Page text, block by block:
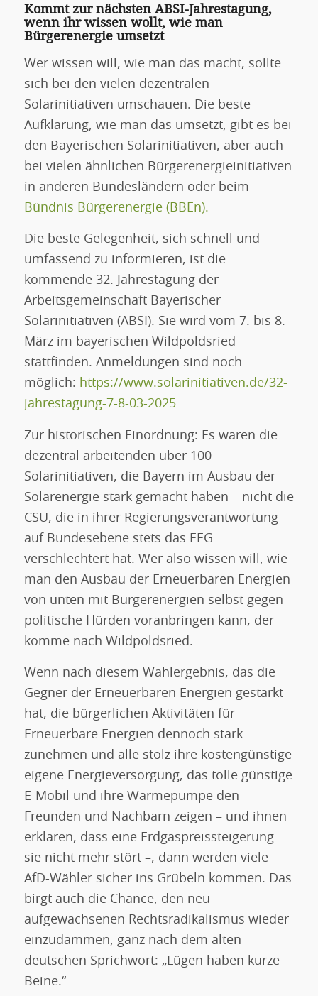
Kommt zur nächsten ABSI-Jahrestagung,
wenn ihr wissen wollt, wie man
Bürgerenergie umsetzt
Wer wissen will, wie man das macht, sollte
sich bei den vielen dezentralen
Solarinitiativen umschauen. Die beste
Aufklärung, wie man das umsetzt, gibt es bei
den Bayerischen Solarinitiativen, aber auch
bei vielen ähnlichen Bürgerenergieinitiativen
in anderen Bundesländern oder beim
Bündnis Bürgerenergie (BBEn).
Die beste Gelegenheit, sich schnell und
umfassend zu informieren, ist die
kommende 32. Jahrestagung der
Arbeitsgemeinschaft Bayerischer
Solarinitiativen (ABSI). Sie wird vom 7. bis 8.
März im bayerischen Wildpoldsried
stattfinden. Anmeldungen sind noch
möglich: https://www.solarinitiativen.de/32-
jahrestagung-7-8-03-2025
Zur historischen Einordnung: Es waren die
dezentral arbeitenden über 100
Solarinitiativen, die Bayern im Ausbau der
Solarenergie stark gemacht haben – nicht die
CSU, die in ihrer Regierungsverantwortung
auf Bundesebene stets das EEG
verschlechtert hat. Wer also wissen will, wie
man den Ausbau der Erneuerbaren Energien
von unten mit Bürgerenergien selbst gegen
politische Hürden voranbringen kann, der
komme nach Wildpoldsried.
Wenn nach diesem Wahlergebnis, das die
Gegner der Erneuerbaren Energien gestärkt
hat, die bürgerlichen Aktivitäten für
Erneuerbare Energien dennoch stark
zunehmen und alle stolz ihre kostengünstige
eigene Energieversorgung, das tolle günstige
E-Mobil und ihre Wärmepumpe den
Freunden und Nachbarn zeigen – und ihnen
erklären, dass eine Erdgaspreissteigerung
sie nicht mehr stört –, dann werden viele
AfD-Wähler sicher ins Grübeln kommen. Das
birgt auch die Chance, den neu
aufgewachsenen Rechtsradikalismus wieder
einzudämmen, ganz nach dem alten
deutschen Sprichwort: „Lügen haben kurze
Beine.“